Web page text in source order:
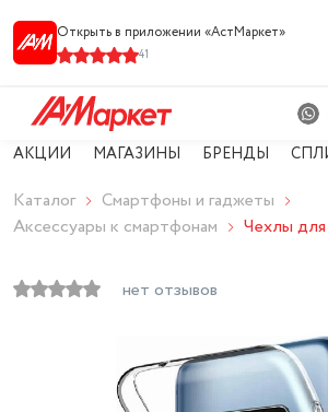
Открыть в приложении «АстМарке‪т‬»
41
АКЦИИ МАГАЗИНЫ БРЕНДЫ
Каталог
Смартфоны и гаджеты
Аксессуары к смартфонам
Чехлы
нет отзывов